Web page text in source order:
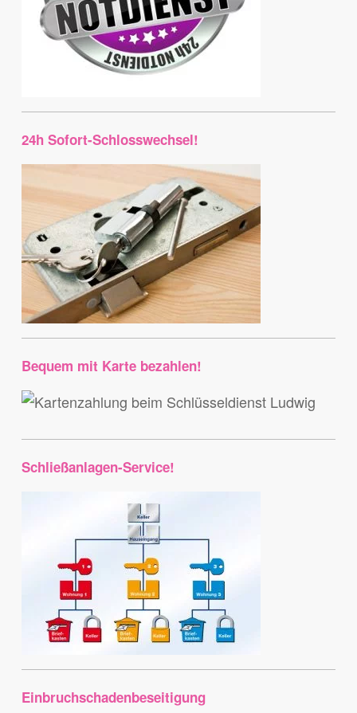
24h Sofort-Schlosswechsel!
Bequem mit Karte bezahlen!
Schließanlagen-Service!
Einbruchschadenbeseitigung